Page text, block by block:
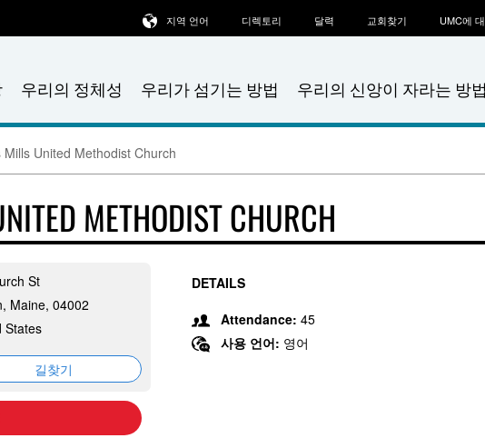
우리의 정체성 우리가 섬기는 방법 우리의 신앙이 자라는 방
지역 언어 디렉토리 달력 교회찾기 UMC에
Mills United Methodist Church
METHODIST CHURCH
St
Maine, 04002
States
길찾기
DETAILS
Attendance: 45
사용 언어: 영어